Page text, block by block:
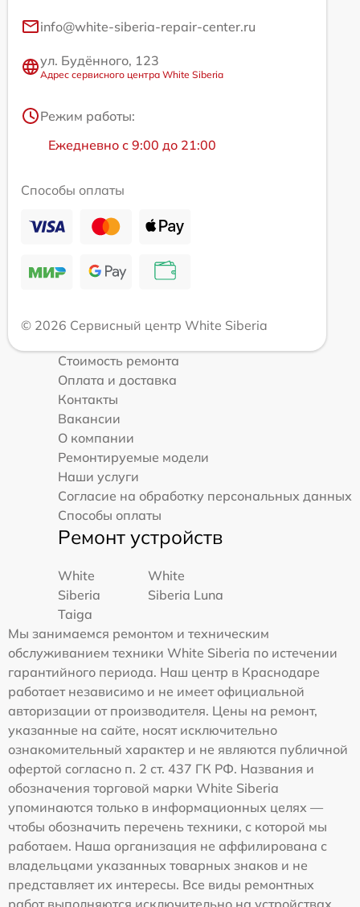
info@white-siberia-repair-center.ru
ул. Будённого, 123
Адрес сервисного центра White Siberia
Режим работы:
Ежедневно с 9:00 до 21:00
Способы оплаты
© 2026 Сервисный центр White Siberia
Стоимость ремонта
Оплата и доставка
Контакты
Вакансии
О компании
Ремонтируемые модели
Наши услуги
Согласие на обработку персональных данных
Способы оплаты
Ремонт устройств
White
Siberia
Taiga
White
Siberia Luna
Мы занимаемся ремонтом и техническим
обслуживанием техники White Siberia по истечении
гарантийного периода. Наш центр в Краснодаре
работает независимо и не имеет официальной
авторизации от производителя. Цены на ремонт,
указанные на сайте, носят исключительно
ознакомительный характер и не являются публичной
офертой согласно п. 2 ст. 437 ГК РФ. Названия и
обозначения торговой марки White Siberia
упоминаются только в информационных целях —
чтобы обозначить перечень техники, с которой мы
работаем. Наша организация не аффилирована с
владельцами указанных товарных знаков и не
представляет их интересы. Все виды ремонтных
работ выполняются исключительно на устройствах,